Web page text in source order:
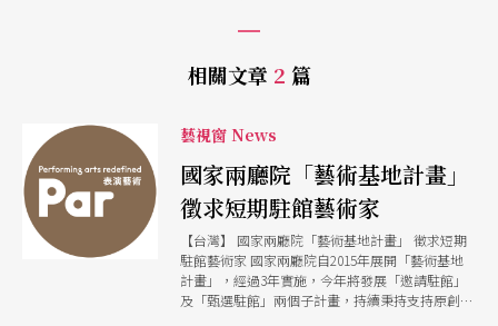
相關文章 2 篇
藝視窗 News
國家兩廳院「藝術基地計畫」
徵求短期駐館藝術家
【台灣】 國家兩廳院「藝術基地計畫」 徵求短期
駐館藝術家 國家兩廳院自2015年展開「藝術基地
計畫」，經過3年實施，今年將發展「邀請駐館」
及「甄選駐館」兩個子計畫，持續秉持支持原創理